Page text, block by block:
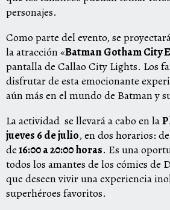
personajes.
Como parte del evento, se
la atracción «Batman Gotham City
pantalla de Callao City Lights. Los
disfrutar de esta emocionante
aún más en el mundo de Batman y
La actividad se llevará a cabo en la
jueves 6 de julio, en dos horarios: de
de16:00 a 20:00 horas. Es una
todos los amantes de los cómics de
que deseen vivir una experiencia
superhéroes favoritos.